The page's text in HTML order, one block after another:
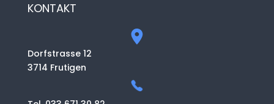
KONTAKT
Dorfstrasse 12
3714 Frutigen